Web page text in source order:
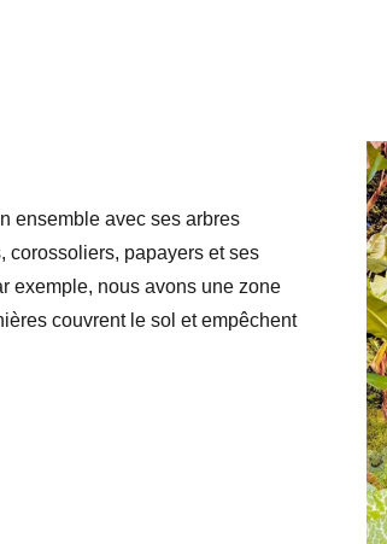
ensemble avec ses arbres
corossoliers, papayers et ses
exemple, nous avons une zone
couvrent le sol et empêchent